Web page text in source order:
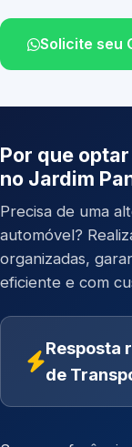
Solicite seu
Por que
no Jardim
Precisa de uma
automóvel?
organizadas,
eficiente e com
Resposta
de